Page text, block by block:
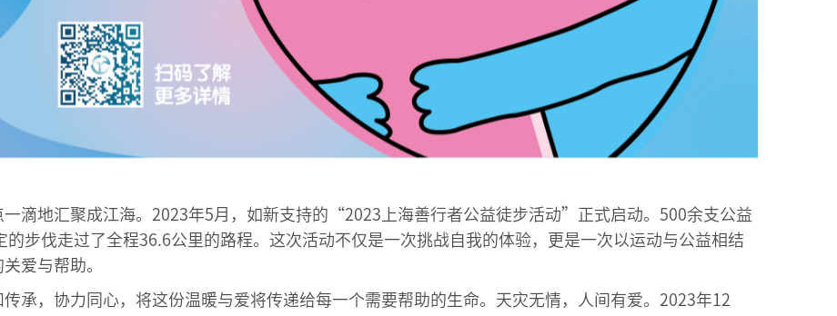
滴地汇聚成江海。2023年5月，如新支持的“2023上海善行者公益徒步活动”正式启动。500余支公益
的步伐走过了全程36.6公里的路程。这次活动不仅是一次挑战自我的体验，更是一次以运动与公益相结
爱与帮助。
承，协力同心，将这份温暖与爱将传递给每一个需要帮助的生命。天灾无情，人间有爱。2023年12